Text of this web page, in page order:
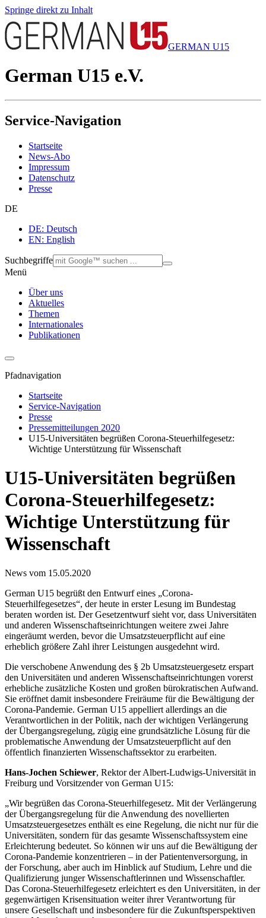
Springe direkt zu Inhalt
GERMAN U15
German U15 e.V.
Service-Navigation
Startseite
News-Abo
Impressum
Datenschutz
Presse
DE
DE: Deutsch
EN: English
Suchbegriffe
Menü
Über uns
Aktuelles
Themen
Internationales
Publikationen
Pfadnavigation
Startseite
Service-Navigation
Presse
Pressemitteilungen 2020
U15-Universitäten begrüßen Corona-Steuerhilfegesetz:
Wichtige Unterstützung für Wissenschaft
U15-Universitäten begrüßen
Corona-Steuerhilfegesetz:
Wichtige Unterstützung für
Wissenschaft
News vom 15.05.2020
German U15 begrüßt den Entwurf eines „Corona-
Steuerhilfegesetzes“, der heute in erster Lesung im Bundestag
beraten worden ist. Der Gesetzentwurf sieht vor, dass Universitäten
und anderen Wissenschaftseinrichtungen weitere zwei Jahre
eingeräumt werden, bevor die Umsatzsteuerpflicht auf eine
erheblich größere Zahl ihrer Leistungen ausgedehnt wird.
Die verschobene Anwendung des § 2b Umsatzsteuergesetz erspart
den Universitäten und anderen Wissenschaftseinrichtungen vorerst
erhebliche zusätzliche Kosten und großen bürokratischen Aufwand.
Sie eröffnet damit insbesondere Freiräume für die Bewältigung der
Corona-Pandemie. German U15 appelliert allerdings an die
Verantwortlichen in der Politik, nach der wichtigen Verlängerung
der Übergangsregelung, zügig eine grundsätzliche Lösung für die
problematische Anwendung der Umsatzsteuerpflicht auf den
öffentlich finanzierten Wissenschaftssektor zu erarbeiten.
Hans-Jochen Schiewer, Rektor der Albert-Ludwigs-Universität in
Freiburg und Vorsitzender von German U15:
„Wir begrüßen das Corona-Steuerhilfegesetz. Mit der Verlängerung
der Übergangsregelung für die Anwendung des novellierten
Umsatzsteuergesetzes enthält es eine Regelung, die nicht nur für die
Universitäten, sondern für das gesamte Wissenschaftssystem eine
Erleichterung bedeutet. So können wir uns auf die Bewältigung der
Corona-Pandemie konzentrieren – in der Patientenversorgung, in
der Forschung, aber auch im Hinblick auf Studium, Lehre und die
Qualifizierung junger Wissenschaftlerinnen und Wissenschaftler.
Das Corona-Steuerhilfegesetz erleichtert es den Universitäten, in der
gegenwärtigen Krisensituation weiter ihrer Verantwortung für
unsere Gesellschaft und insbesondere für die Zukunftsperspektiven